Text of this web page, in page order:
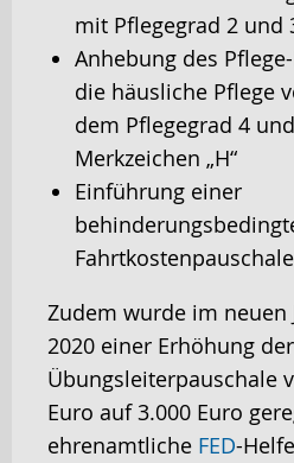
mit Pflegegrad 2 und
Anhebung des
die häusliche Pflege
dem Pflegegrad 4
Merkzeichen „H“
Einführung einer
Fahrtkostenpauschale
Zudem wurde im neuen
2020 einer Erhöhung
Übungsleiterpauschale
Euro auf 3.000 Euro
ehrenamtliche FED-